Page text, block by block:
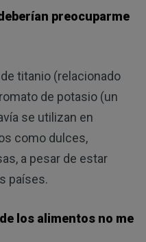
preocuparme
titanio (relacionado
de potasio (un
se utilizan en
como dulces,
a pesar de estar
países.
los alimentos no me